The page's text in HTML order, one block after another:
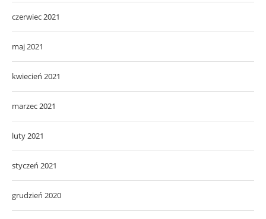
czerwiec 2021
maj 2021
kwiecień 2021
marzec 2021
luty 2021
styczeń 2021
grudzień 2020